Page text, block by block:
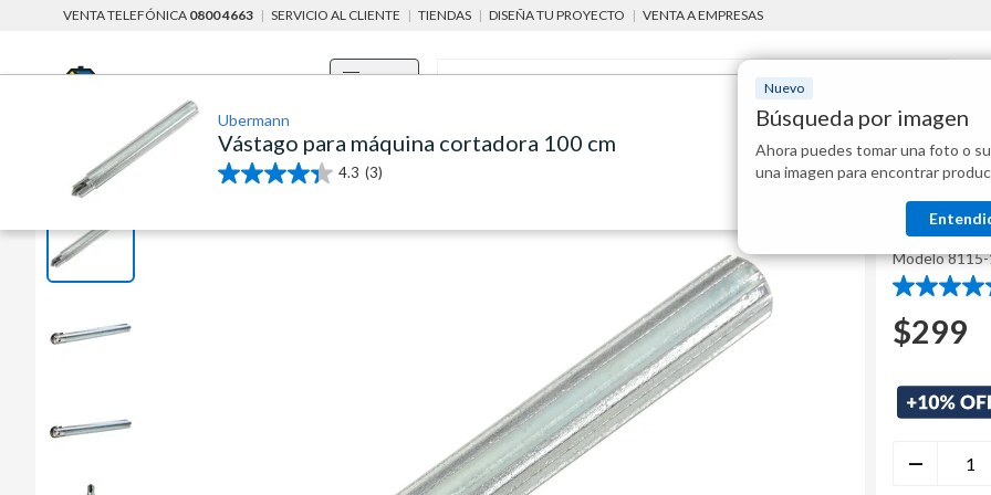
VENTA TELEFÓNICA 0800 4663 | SERVICIO AL CLIENTE | TIENDAS | DISEÑA TU PROYECTO | VENTA A EMPRESAS
Menú Nuevo
Búsqueda por imagen
Ahora puedes tomar una foto o
una imagen para encontrar
herramientas y maquinarias herramientas profesionales herramientas para instalación de pisos herramientas para instalación de pisos
Ubermann
Modelo
4.3
5
estrellas.
reseñas
$299
Ubermann
Vástago para máquina cortadora 100 cm
4.3 (3)
4.3
estrellas.